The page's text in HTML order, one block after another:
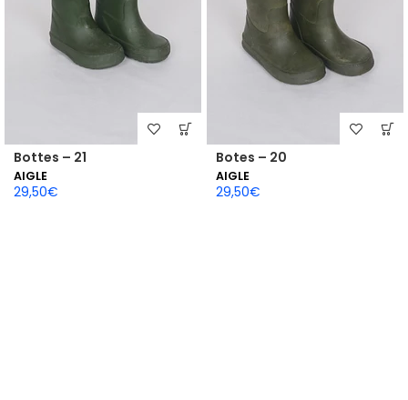
Bottes – 21
AIGLE
29,50€
Botes – 20
AIGLE
29,50€